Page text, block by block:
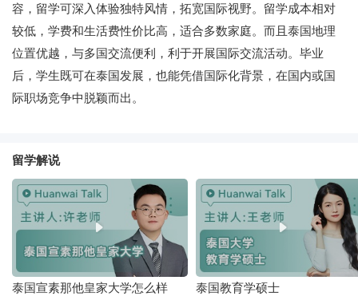
容，留学可深入体验独特风情，拓宽国际视野。留学成本相对
较低，学费和生活费性价比高，适合多数家庭。而且泰国地理
位置优越，与多国交流便利，利于开展国际交流活动。毕业
后，学生既可在泰国发展，也能凭借国际化背景，在国内或国
际职场竞争中脱颖而出。
留学解说
泰国宣素那他皇家大学怎么样 泰国教育学硕士